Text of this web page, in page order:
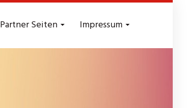
Partner Seiten Impressum